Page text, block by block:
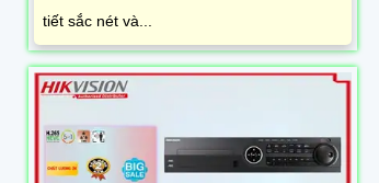
tiết sắc nét và...